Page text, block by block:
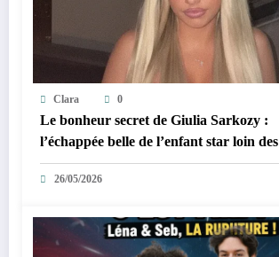
Clara 0
Le bonheur secret de Giulia Sarkozy :
l’échappée belle de l’enfant star loin des
tumultes familiaux.
26/05/2026